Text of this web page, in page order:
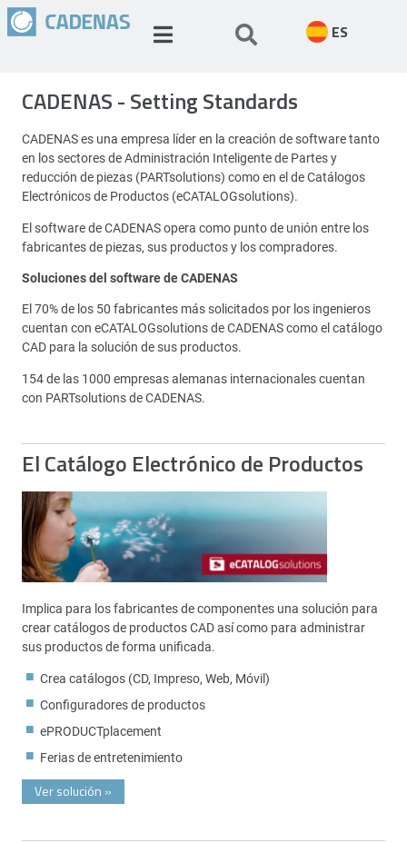
ES
CADENAS - Setting Standards
CADENAS es una empresa líder en la creación de software tanto
en los sectores de Administración Inteligente de Partes y
reducción de piezas (PARTsolutions) como en el de Catálogos
Electrónicos de Productos (eCATALOGsolutions).
El software de CADENAS opera como punto de unión entre los
fabricantes de piezas, sus productos y los compradores.
Soluciones del software de CADENAS
El 70% de los 50 fabricantes más solicitados por los ingenieros
cuentan con eCATALOGsolutions de CADENAS como el catálogo
CAD para la solución de sus productos.
154 de las 1000 empresas alemanas internacionales cuentan
con PARTsolutions de CADENAS.
El Catálogo Electrónico de Productos
Implica para los fabricantes de componentes una solución para
crear catálogos de productos CAD así como para administrar
sus productos de forma unificada.
Crea catálogos (CD, Impreso, Web, Móvil)
Configuradores de productos
ePRODUCTplacement
Ferias de entretenimiento
Ver solución »